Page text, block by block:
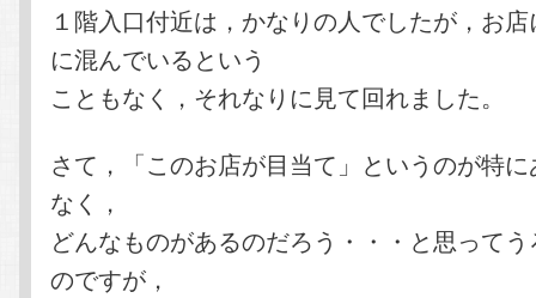
１階入口付近は，かなりの人でしたが，お
に混んでいるという
こともなく，それなりに見て回れました。
さて，「このお店が目当て」というのが特
なく，
どんなものがあるのだろう・・・と思って
のですが，